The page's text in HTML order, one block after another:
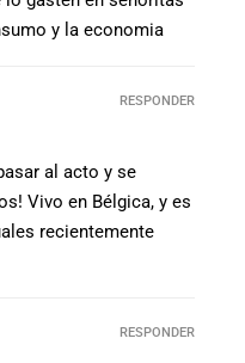
y la economia
al acto y se
Vivo en Bélgica, y es
recientemente
RESPONDER
RESPONDER